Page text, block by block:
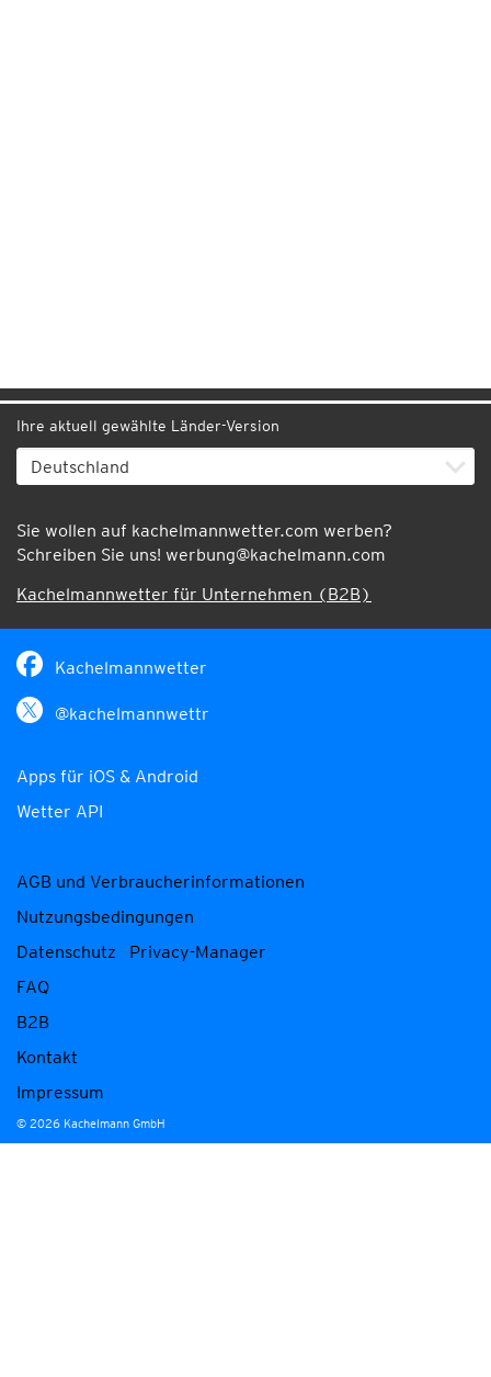
Ihre aktuell gewählte Länder-Version
Sie wollen auf kachelmannwetter.com werben?
Schreiben Sie uns! werbung@kachelmann.com
Kachelmannwetter für Unternehmen (B2B)
Kachelmannwetter
@kachelmannwettr
Apps für iOS & Android
Wetter API
AGB und Verbraucherinformationen
Nutzungsbedingungen
Datenschutz
Privacy-Manager
FAQ
B2B
Kontakt
Impressum
© 2026 Kachelmann GmbH